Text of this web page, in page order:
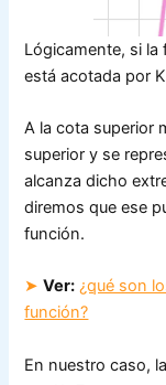
Lógicamente, si
está acotada por
A la cota superior
superior y se
alcanza dicho
diremos que ese
función.
➤ Ver: ¿qué son
función?
En nuestro caso,